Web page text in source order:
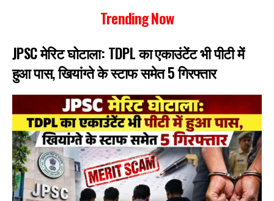
Trending Now
JPSC मेरिट घोटाला: TDPL का एकाउंटेंट भी पीटी में
हुआ पास, खियांग्ते के स्टाफ समेत 5 गिरफ्तार